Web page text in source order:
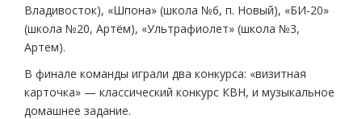
Владивосток), «Шпона» (школа №6, п. Новый), «БИ-20»
(школа №20, Артём), «Ультрафиолет» (школа №3,
Артем).
В финале команды играли два конкурса: «визитная
карточка» — классический конкурс КВН, и музыкальное
домашнее задание.